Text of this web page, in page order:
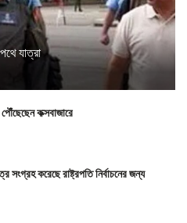
যাত্রা
পৌঁছেছেন কক্সবাজারে
সংগ্রহ করেছে রাষ্ট্রপতি নির্বাচনের জন্য